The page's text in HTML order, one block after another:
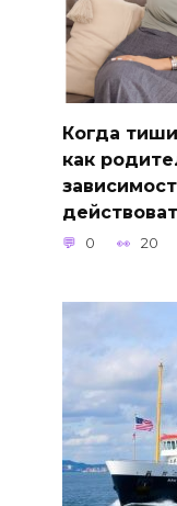
Когда
как
0 20